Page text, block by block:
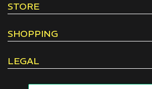
STORE
SHOPPING
LEGAL